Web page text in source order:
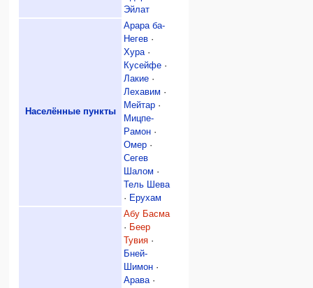
Эйлат
Населённые пункты
Арара ба-
Негев ·
Хура·
Кусейфе ·
Лакие ·
Лехавим ·
Мейтар ·
Мицпе-
Рамон ·
Омер ·
Сегев
Шалом ·
Тель Шева
· Ерухам
Абу Басма
· Беер
Тувия ·
Бней-
Шимон ·
Арава·